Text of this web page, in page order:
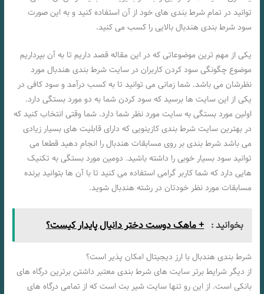
توانید در تمام شرط بندی های خود از آن استفاده کنید و به این صورت
سود شرط بندی هندبال بالایی را کسب می کنید.
یکی از مهم ترین موضوعاتی که در این مقاله قصد داریم تا به آن بپرداریم
موضوع چگونگی سود کردن کاربران در سایت شرط بندی هندبال مورد
نظرشان می باشد. شما زمانی می توانید تا به کسب درآمد و سود کافی در
یکی از این سایت ها برسید که سود کردن شما به دو مورد بستگی دارد.
اولین مورد بستگی به سایت مورد نظر شما دارد. شما وقتی انتخاب کنید که
در بهترین سایت شرط بندی کازینویی که دارای قابلیت های بسیار زیادی
می باشد شرط بندی بر روی مسابقات هندبال را انجام دهید قطعا می
توانید سود بسیار خوبی را داشته باشید. دومین مورد بستگی به تکنیک
هایی دارد که شما کاربر گرامی استفاده می کنید تا با آن ها بتوانید برنده
مسابقات مورد نظر خودتان در رشته هندبال شوید.
بخوانید : + ماهک دوست دختر دانیال پایدار کیست؟
شرط بندی هندبال با ارز دیجیتال امکان پذیر است؟
از دیگر شرایط برتر سایت های شرط بندی معتبر داشتن برترین درگاه های
بانکی است. از این رو تنها سایت شیر بت است که از تمامی درگاه های